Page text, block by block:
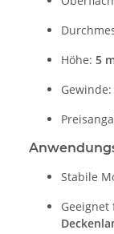
Höhe: 5
Gewinde:
Stabile
Geeignet